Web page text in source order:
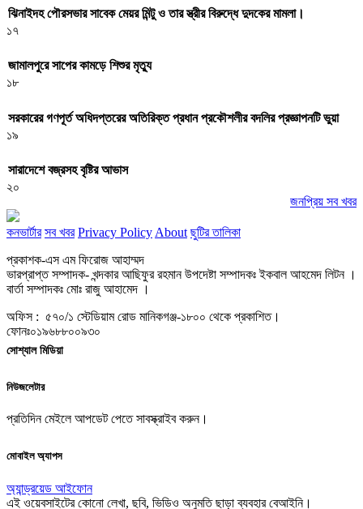
ঝিনাইদহ পৌরসভার সাবেক মেয়র মিন্টু ও তার স্ত্রীর বিরুদ্ধে দুদকের মামলা।
১৭
জামালপুরে সাপের কামড়ে শিশুর মৃত্যু
১৮
সরকারের গণপূর্ত অধিদপ্তরের অতিরিক্ত প্রধান প্রকৌশলীর বদলির প্রজ্ঞাপনটি ভুয়া
১৯
সারাদেশে বজ্রসহ বৃষ্টির আভাস
২০
জনপ্রিয় সব খবর
কনভার্টার সব খবর Privacy Policy About ছুটির তালিকা
প্রকাশক-এস এম ফিরোজ আহাম্মদ
ভারপ্রাপ্ত সম্পাদক- খন্দকার আছিফুর রহমান উপদেষ্টা সম্পাদকঃ ইকবাল আহমেদ লিটন ।
বার্তা সম্পাদকঃ মোঃ রাজু আহামেদ ।
অফিস : ৫৭০/১ স্টেডিয়াম রোড মানিকগঞ্জ-১৮০০ থেকে প্রকাশিত।
ফোনঃ০১৯৬৮৮০০৯৩০
সোশ্যাল মিডিয়া
নিউজলেটার
প্রতিদিন মেইলে আপডেট পেতে সাবস্ক্রাইব করুন।
মোবাইল অ্যাপস
অ্যান্ড্রয়েড আইফোন
এই ওয়েবসাইটের কোনো লেখা, ছবি, ভিডিও অনুমতি ছাড়া ব্যবহার বেআইনি।